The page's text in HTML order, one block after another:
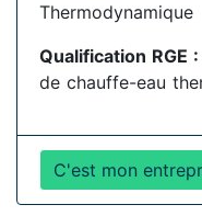
Thermodynamique
Qualification RGE :
de chauffe-eau
C'est mon